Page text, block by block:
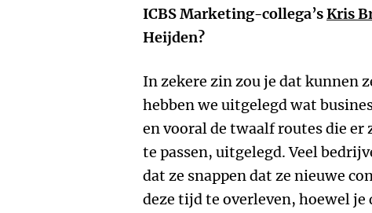
ICBS Marketing-collega’sKris
Heijden?
In zekere zin zou je dat kunnen
hebben we uitgelegd wat
en vooral de twaalf routes die er
te passen, uitgelegd. Veel
dat ze snappen dat ze nieuwe
deze tijd te overleven, hoewel je